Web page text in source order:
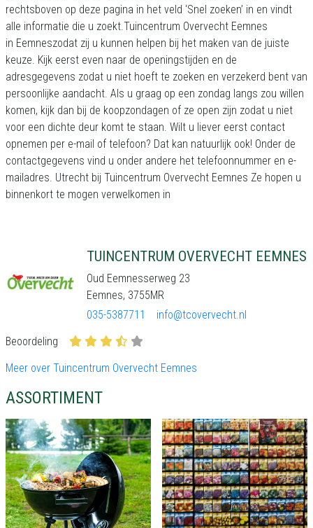
rechtsboven op deze pagina in het veld ‘Snel zoeken’ in en vindt
alle informatie die u zoekt.Tuincentrum Overvecht Eemnes
in Eemneszodat zij u kunnen helpen bij het maken van de juiste
keuze. Kijk eerst even naar de openingstijden en de
adresgegevens zodat u niet hoeft te zoeken en verzekerd bent van
persoonlijke aandacht. Als u graag op een zondag langs zou willen
komen, kijk dan bij de koopzondagen of ze open zijn zodat u niet
voor een dichte deur komt te staan. Wilt u liever eerst contact
opnemen per e-mail of telefoon? Dat kan natuurlijk ook! Onder de
contactgegevens vind u onder andere het telefoonnummer en e-
mailadres. Utrecht bij Tuincentrum Overvecht Eemnes Ze hopen u
binnenkort te mogen verwelkomen in
TUINCENTRUM OVERVECHT EEMNES
Oud Eemnesserweg 23
Eemnes, 3755MR
035-5387711
info@tcovervecht.nl
Beoordeling
Meer over Tuincentrum Overvecht Eemnes
ASSORTIMENT